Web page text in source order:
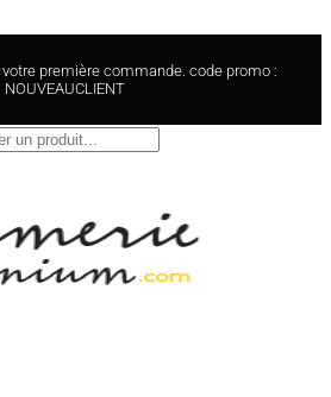
première commande. code promo :
NOUVEAUCLIENT